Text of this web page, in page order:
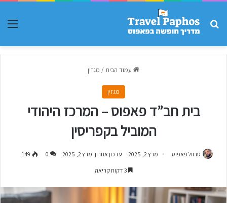
חפש עבור
עמוד הבית/ מגזין
מגזין
בית חב”ד פאפוס – המרכז היהודי
המוביל בקפריסין
טרוול פאפוס מרץ 2, 2025 עדכון אחרון: מרץ 2, 2025 0
149